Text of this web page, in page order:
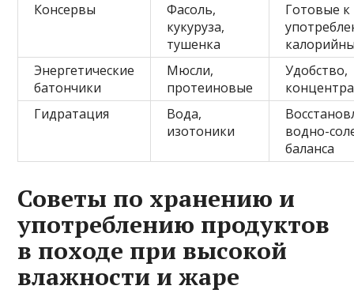
Консервы
Фасоль,
кукуруза,
тушенка
Готовые к
Энергетические
батончики
Мюсли,
протеиновые
Удобство,
Гидратация
Вода,
изотоники
водно-
баланса
Советы по хранению и
употреблению продуктов
в походе при высокой
влажности и жаре